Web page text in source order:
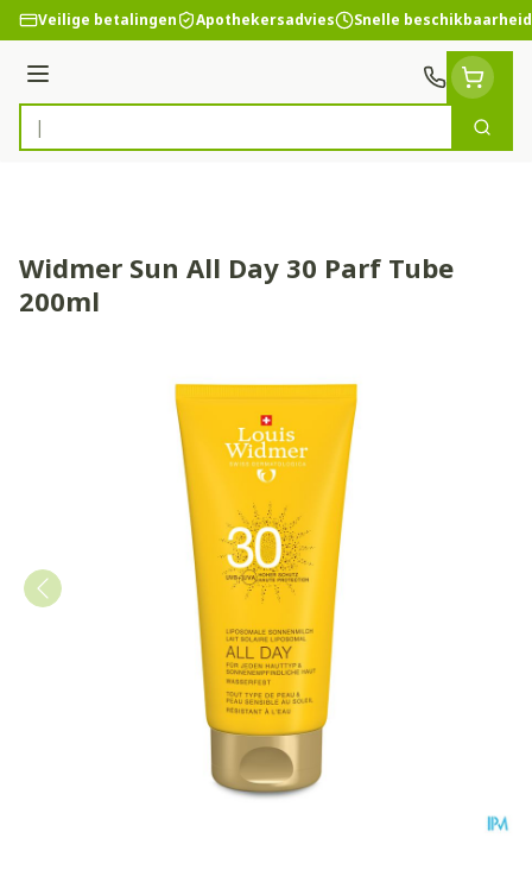
Ga naar de inhoud
Veilige betalingen Apothekersadvies Snelle beschikbaarheid
Menu
Product, merk, categorie...
Zoek
Widmer Sun All Day 30 Parf Tube
200ml